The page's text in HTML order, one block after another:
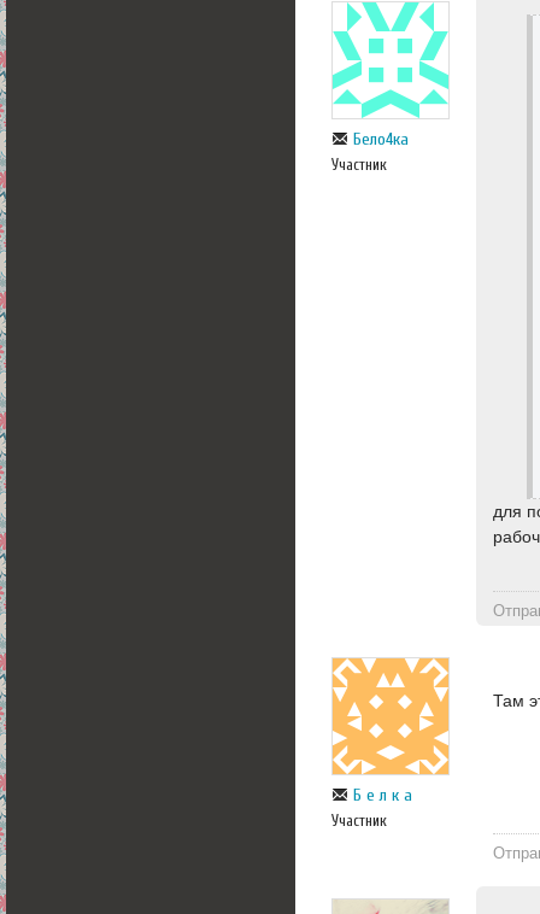
Бело4ка
Участник
для
Б е л к а
Участник
Там